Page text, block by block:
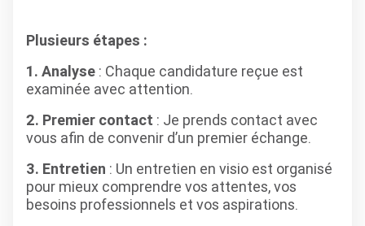
Plusieurs étapes :
1. Analyse : Chaque candidature reçue est
examinée avec attention.
2. Premier contact : Je prends contact avec
vous afin de convenir d’un premier échange.
3. Entretien : Un entretien en visio est organisé
pour mieux comprendre vos attentes, vos
besoins professionnels et vos aspirations.